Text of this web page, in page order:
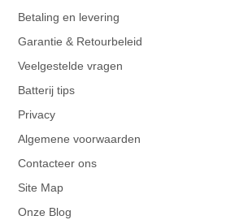
Betaling en levering
Garantie & Retourbeleid
Veelgestelde vragen
Batterij tips
Privacy
Algemene voorwaarden
Contacteer ons
Site Map
Onze Blog